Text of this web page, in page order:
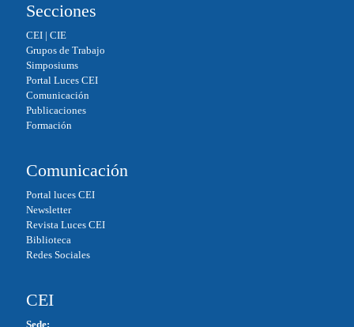
Secciones
CEI| CIE
Grupos de Trabajo
Simposiums
Portal Luces CEI
Comunicación
Publicaciones
Formación
Comunicación
Portal luces CEI
Newsletter
Revista Luces CEI
Biblioteca
Redes Sociales
CEI
Sede: